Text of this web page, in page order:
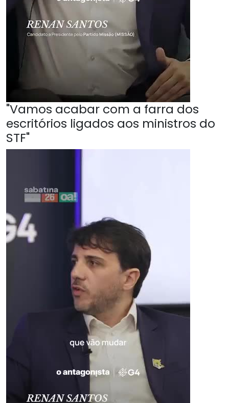
"Vamos acabar com a farra dos
escritórios ligados aos ministros do
STF"